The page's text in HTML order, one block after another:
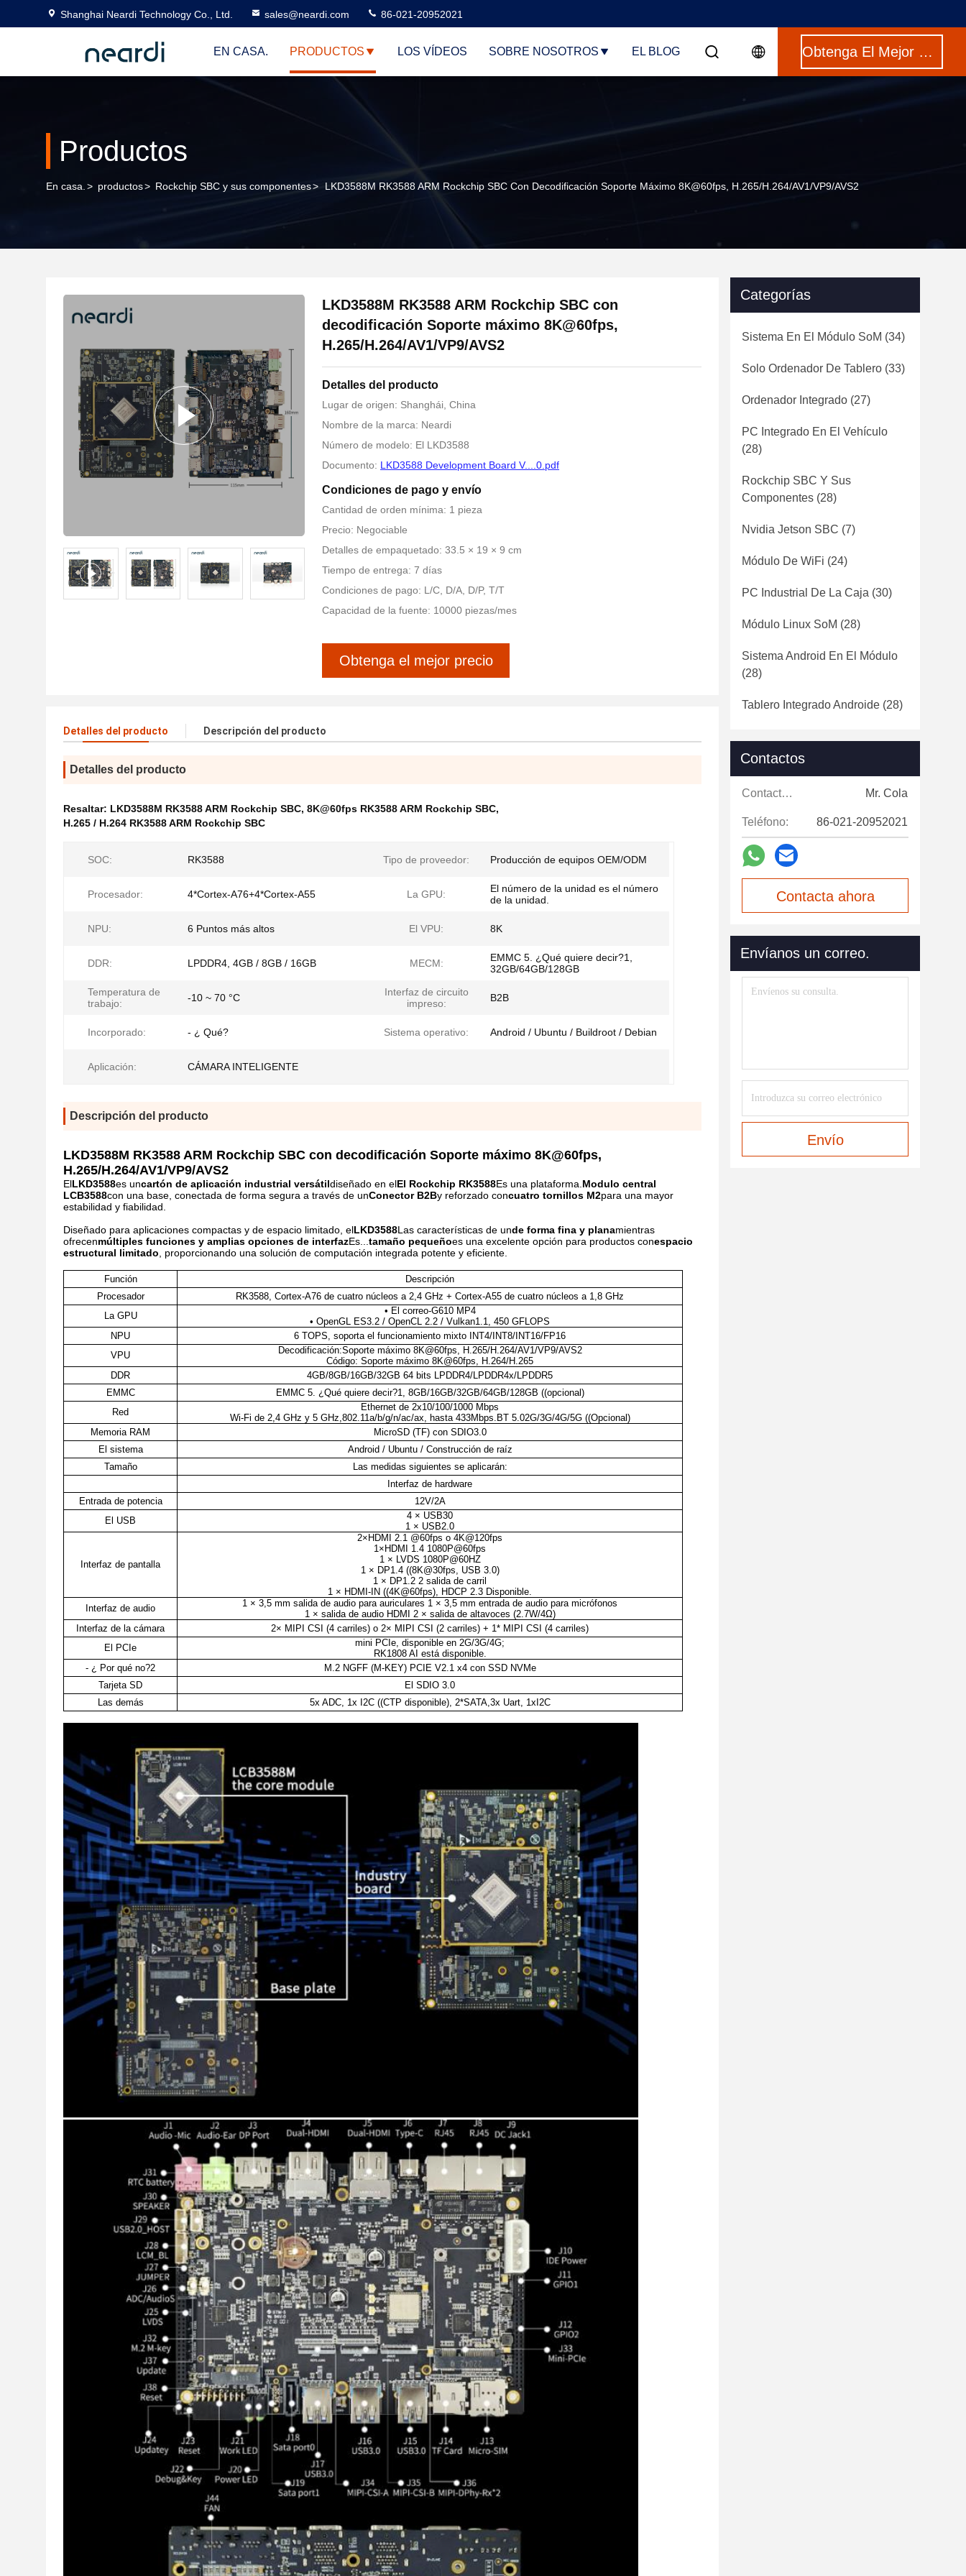
Shanghai Neardi Technology Co., Ltd. sales@neardi.com 86-021-20952021
EN CASA. PRODUCTOS LOS VÍDEOS SOBRE NOSOTROS EL BLOG Obtenga El Mejor Precio
Productos
En casa. > productos> Rockchip SBC y sus componentes> LKD3588M RK3588 ARM Rockchip SBC Con Decodificación Soporte Máximo 8K@60fps, H.265/H.264/AV1/VP9/AVS2
LKD3588M RK3588 ARM Rockchip SBC con
decodificación Soporte máximo 8K@60fps,
H.265/H.264/AV1/VP9/AVS2
Detalles del producto
Lugar de origen: Shanghái, China
Nombre de la marca: Neardi
Número de modelo: El LKD3588
Documento: LKD3588 Development Board V....0.pdf
Condiciones de pago y envío
Cantidad de orden mínima: 1 pieza
Precio: Negociable
Detalles de empaquetado: 33.5 × 19 × 9 cm
Tiempo de entrega: 7 días
Condiciones de pago: L/C, D/A, D/P, T/T
Capacidad de la fuente: 10000 piezas/mes
Obtenga el mejor precio
Detalles del producto Descripción del producto
Detalles del producto
Resaltar: LKD3588M RK3588 ARM Rockchip SBC, 8K@60fps RK3588 ARM Rockchip SBC,
H.265 / H.264 RK3588 ARM Rockchip SBC
SOC: RK3588 Tipo de proveedor: Producción de equipos OEM/ODM
Procesador: 4*Cortex-A76+4*Cortex-A55 La GPU:
El número de la unidad es el número
de la unidad.
NPU: 6 Puntos más altos El VPU: 8K
DDR: LPDDR4, 4GB / 8GB / 16GB MECM:
EMMC 5. ¿Qué quiere decir?1,
32GB/64GB/128GB
Temperatura de
trabajo:
-10 ~ 70 °C
Interfaz de circuito
impreso:
B2B
Incorporado: - ¿ Qué? Sistema operativo: Android / Ubuntu / Buildroot / Debian
Aplicación: CÁMARA INTELIGENTE
Descripción del producto
LKD3588M RK3588 ARM Rockchip SBC con decodificación Soporte máximo 8K@60fps,
H.265/H.264/AV1/VP9/AVS2
ElLKD3588es uncartón de aplicación industrial versátildiseñado en elEl Rockchip RK3588Es una plataforma. Modulo central
LCB3588con una base, conectada de forma segura a través de unConector B2By reforzado concuatro tornillos M2para una mayor
estabilidad y fiabilidad.
Diseñado para aplicaciones compactas y de espacio limitado, elLKD3588Las características de unde forma fina y planamientras
ofrecenmúltiples funciones y amplias opciones de interfazEs... tamaño pequeñoes una excelente opción para productos conespacio
estructural limitado , proporcionando una solución de computación integrada potente y eficiente.
Función
Descripción
Procesador
RK3588, Cortex-A76 de cuatro núcleos a 2,4 GHz + Cortex-A55 de cuatro núcleos a 1,8 GHz
La GPU
• El correo-G610 MP4
• OpenGL ES3.2 / OpenCL 2.2 / Vulkan1.1, 450 GFLOPS
NPU
6 TOPS, soporta el funcionamiento mixto INT4/INT8/INT16/FP16
VPU
Decodificación:Soporte máximo 8K@60fps, H.265/H.264/AV1/VP9/AVS2
Código: Soporte máximo 8K@60fps, H.264/H.265
DDR
4GB/8GB/16GB/32GB 64 bits LPDDR4/LPDDR4x/LPDDR5
EMMC
EMMC 5. ¿Qué quiere decir?1, 8GB/16GB/32GB/64GB/128GB ((opcional)
Red
Ethernet de 2x10/100/1000 Mbps
Wi-Fi de 2,4 GHz y 5 GHz,802.11a/b/g/n/ac/ax, hasta 433Mbps.BT 5.02G/3G/4G/5G ((Opcional)
Memoria RAM
MicroSD (TF) con SDIO3.0
El sistema
Android / Ubuntu / Construcción de raíz
Tamaño
Las medidas siguientes se aplicarán:
Interfaz de hardware
Entrada de potencia
12V/2A
El USB
4 × USB30
1 × USB2.0
Interfaz de pantalla
2×HDMI 2.1 @60fps o 4K@120fps
1×HDMI 1.4 1080P@60fps
1 × LVDS 1080P@60HZ
1 × DP1.4 ((8K@30fps, USB 3.0)
1 × DP1.2 2 salida de carril
1 × HDMI-IN ((4K@60fps), HDCP 2.3 Disponible.
Interfaz de audio
1 × 3,5 mm salida de audio para auriculares 1 × 3,5 mm entrada de audio para micrófonos
1 × salida de audio HDMI 2 × salida de altavoces (2.7W/4Ω)
Interfaz de la cámara
2× MIPI CSI (4 carriles) o 2× MIPI CSI (2 carriles) + 1* MIPI CSI (4 carriles)
El PCIe
mini PCIe, disponible en 2G/3G/4G;
RK1808 AI está disponible.
- ¿ Por qué no?2
M.2 NGFF (M-KEY) PCIE V2.1 x4 con SSD NVMe
Tarjeta SD
El SDIO 3.0
Las demás
5x ADC, 1x I2C ((CTP disponible), 2*SATA,3x Uart, 1xI2C
Categorías
Sistema En El Módulo SoM (34)
Solo Ordenador De Tablero (33)
Ordenador Integrado (27)
PC Integrado En El Vehículo
(28)
Rockchip SBC Y Sus
Componentes (28)
Nvidia Jetson SBC (7)
Módulo De WiFi (24)
PC Industrial De La Caja (30)
Módulo Linux SoM (28)
Sistema Android En El Módulo
(28)
Tablero Integrado Androide (28)
Contactos
Contactos: Mr. Cola
Teléfono: 86-021-20952021
Contacta ahora
Envíanos un correo.
Envío